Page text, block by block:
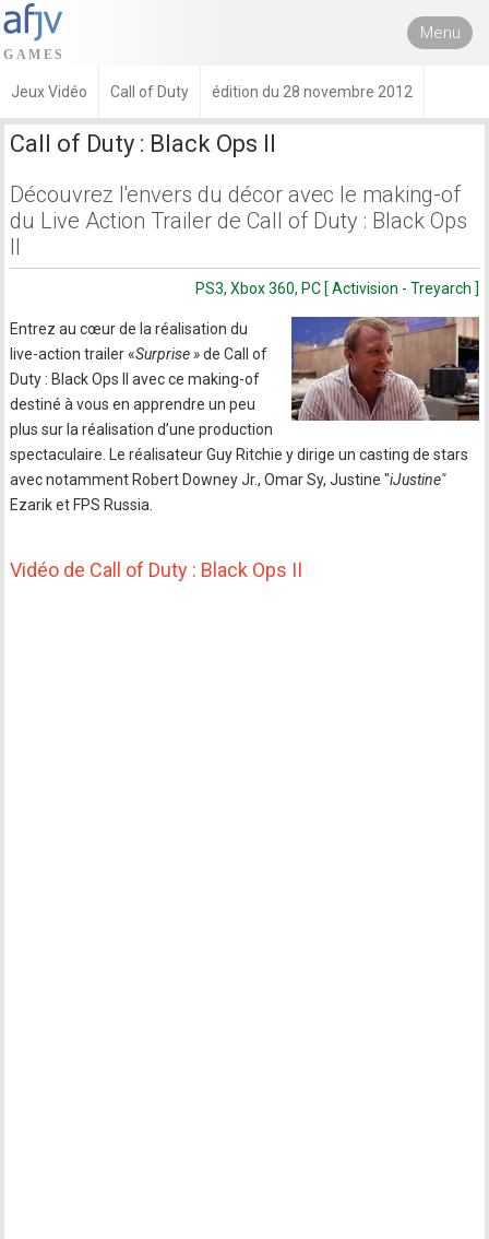
Menu
Jeux Vidéo Call of Duty édition du 28 novembre 2012
Call of Duty : Black Ops II
Découvrez l'envers du décor avec le making-of
du Live Action Trailer de Call of Duty : Black Ops
II
PS3, Xbox 360, PC [ Activision - Treyarch ]
Entrez au cœur de la réalisation du
live-action trailer «Surprise »de Call of
Duty : Black Ops II avec ce making-of
destiné à vous en apprendre un peu
plus sur la réalisation d’une production
spectaculaire. Le réalisateur Guy Ritchie y dirige un casting de stars
avec notamment Robert Downey Jr., Omar Sy, Justine "iJustine"
Ezarik et FPS Russia.
Vidéo de Call of Duty : Black Ops II